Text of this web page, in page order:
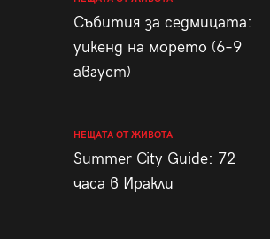
Събития за седмицата:
уикенд на морето (6–9
август)
НЕЩАТА ОТ ЖИВОТА
Summer City Guide: 72
часа в Иракли
28